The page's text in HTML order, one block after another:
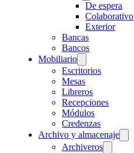
De espera
Colaborativo
Exterior
Bancas
Bancos
Mobiliario
Escritorios
Mesas
Libreros
Recepciones
Módulos
Credenzas
Archivo y almacenaje
Archiveros